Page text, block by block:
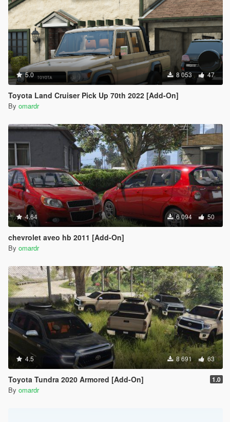
5.0 8 053 47
Toyota Land Cruiser Pick Up 70th 2022 [Add-On]
By omardr
4.64 6 094 50
chevrolet aveo hb 2011 [Add-On]
By omardr
4.5 8 691 63
Toyota Tundra 2020 Armored [Add-On] 1.0
By omardr